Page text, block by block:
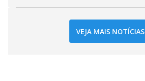
VEJA MAIS NOTÍCIAS